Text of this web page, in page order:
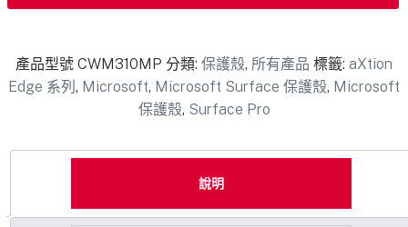
產品型號 CWM310MP 分類: 保護殼, 所有產品 標籤: aXtion
Edge 系列 , Microsoft, Microsoft Surface 保護殼, Microsoft
保護殼, Surface Pro
說明